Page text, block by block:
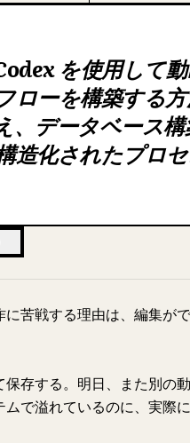
を使用して
ローを構築する
、データベース
造化されたプロ
苦戦する理由は、編集が
存する。明日、また別の
で溢れているのに、実際